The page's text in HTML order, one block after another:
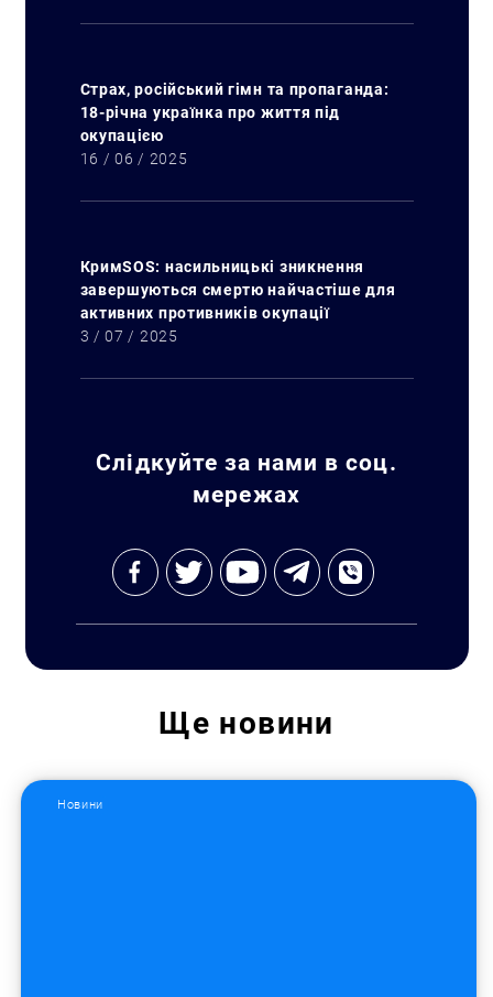
Страх, російський гімн та пропаганда:
18-річна українка про життя під
окупацією
16 / 06 / 2025
КримSOS: насильницькі зникнення
завершуються смертю найчастіше для
активних противників окупації
3 / 07 / 2025
Слідкуйте за нами в соц.
мережах
Ще новини
Новини